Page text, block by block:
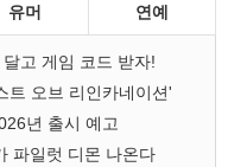
유머 연예
고 게임 코드 받자!
트 오브 리인카네이션'
년 출시 예고
파일럿 디몬 나온다